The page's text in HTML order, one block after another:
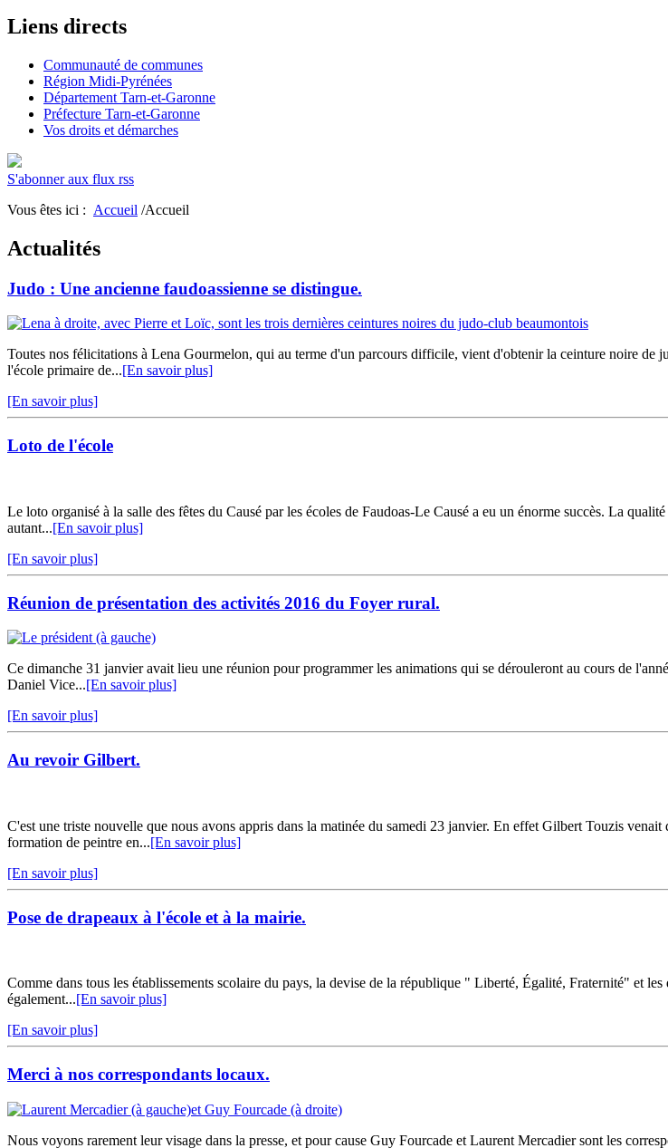
Liens directs
Communauté de communes
Région Midi-Pyrénées
Département Tarn-et-Garonne
Préfecture Tarn-et-Garonne
Vos droits et démarches
S'abonner aux flux rss
Vous êtes ici : Accueil /Accueil
Actualités
Judo : Une ancienne faudoassienne se distingue.
Toutes nos félicitations à Lena Gourmelon, qui au terme d'un parcours difficile, vient d'obtenir la ceinture noire de
l'école primaire de...[En savoir plus]
[En savoir plus]
Loto de l'école
Le loto organisé à la salle des fêtes du Causé par les écoles de Faudoas-Le Causé a eu un énorme succès. La
autant...[En savoir plus]
[En savoir plus]
Réunion de présentation des activités 2016 du Foyer rural.
Ce dimanche 31 janvier avait lieu une réunion pour programmer les animations qui se dérouleront au cours de
Daniel Vice...[En savoir plus]
[En savoir plus]
Au revoir Gilbert.
C'est une triste nouvelle que nous avons appris dans la matinée du samedi 23 janvier. En effet Gilbert Touzis
formation de peintre en...[En savoir plus]
[En savoir plus]
Pose de drapeaux à l'école et à la mairie.
Comme dans tous les établissements scolaire du pays, la devise de la république " Liberté, Égalité, Fraternité" et
également...[En savoir plus]
[En savoir plus]
Merci à nos correspondants locaux.
Nous voyons rarement leur visage dans la presse, et pour cause Guy Fourcade et Laurent Mercadier sont les